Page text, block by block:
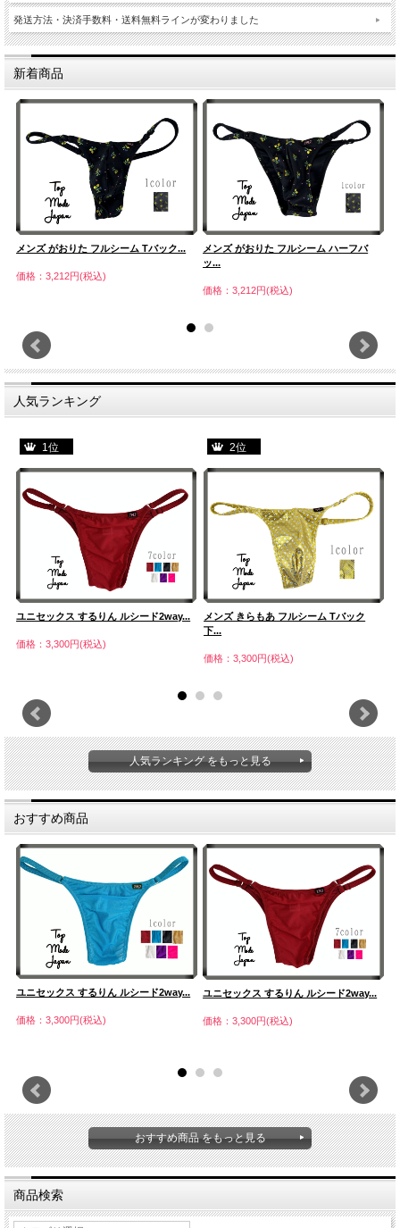
発送方法・決済手数料・送料無料ラインが変わりました
新着商品
メンズ がおりた フルシーム Tバック...
価格：3,212円(税込)
メンズ がおりた フルシーム ハーフバ
ッ...
価格：3,212円(税込)
人気ランキング
1位
ユニセックス するりん ルシード2way...
価格：3,300円(税込)
2位
メンズ きらもあ フルシーム Tバック
下...
価格：3,300円(税込)
人気ランキング をもっと見る
おすすめ商品
ユニセックス するりん ルシード2way...
価格：3,300円(税込)
ユニセックス するりん ルシード2way...
価格：3,300円(税込)
おすすめ商品 をもっと見る
商品検索